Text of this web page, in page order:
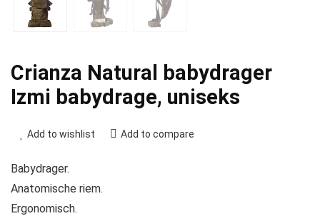
Crianza Natural babydrager
Izmi babydrage, uniseks
Add to wishlist Add to compare
Babydrager.
Anatomische riem.
Ergonomisch.